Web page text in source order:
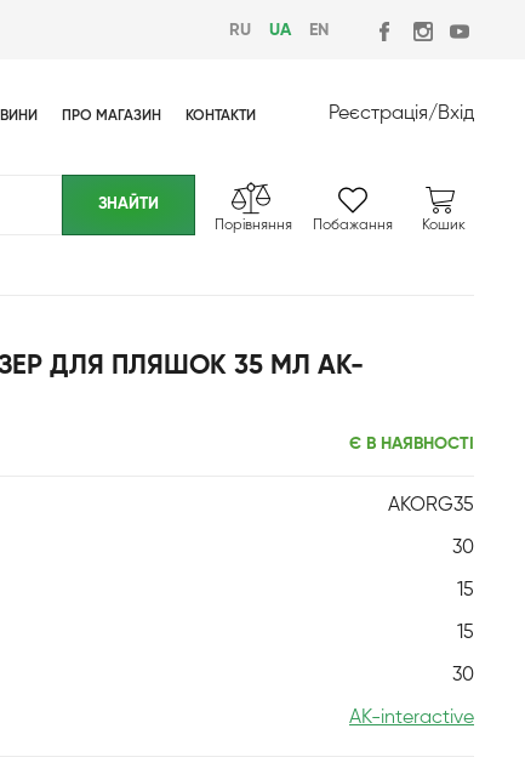
RU UA EN
ПРО МАГАЗИН КОНТАКТИ Реєстрація/Вхід
Порівняння Побажання Кошик
ДЛЯ ПЛЯШОК 35 МЛ АК-
Є В НАЯВНОСТІ
AKORG35
30
15
15
30
AK-interactive